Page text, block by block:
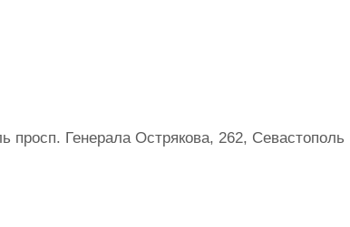
Генерала Острякова, 262, Севастополь